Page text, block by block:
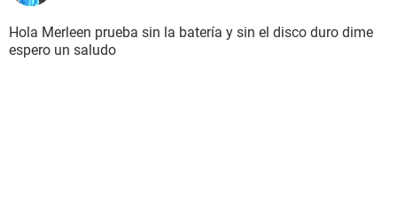
Hola Merleen prueba sin la batería y sin el disco duro dime
espero un saludo